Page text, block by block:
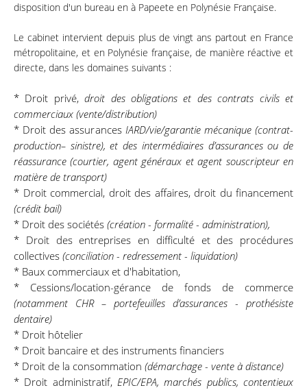
disposition d'un bureau en à Papeete en Polynésie Française.
Le cabinet intervient depuis plus de vingt ans partout en France
métropolitaine, et en Polynésie française, de manière réactive et
directe, dans les domaines suivants :
* Droit privé,droit des obligations et des contrats civils et
commerciaux (vente/distribution)
* Droit des assurances IARD/vie/garantie mécanique (contrat-
production– sinistre), et des intermédiaires d’assurances ou de
réassurance (courtier, agent généraux et agent souscripteur en
matière de transport)
* Droit commercial, droit des affaires, droit du financement
(crédit bail)
* Droit des sociétés (création - formalité - administration),
* Droit des entreprises en difficulté et des procédures
collectives (conciliation - redressement - liquidation)
* Baux commerciaux et d'habitation,
* Cessions/location-gérance de fonds de commerce
(notamment CHR – portefeuilles d’assurances - prothésiste
dentaire)
* Droit hôtelier
* Droit bancaire et des instruments financiers
* Droit de la consommation (démarchage - vente à distance)
* Droit administratif, EPIC/EPA, marchés publics, contentieux